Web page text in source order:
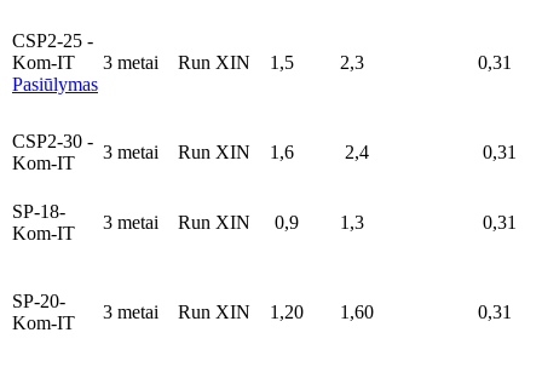
CSP2-25 -
Kom-IT
Pasiūlymas
3 metai Run XIN 1,5 2,3 0,31
CSP2-30 -
Kom-IT
3 metai Run XIN 1,6 2,4 0,31
SP-18-
Kom-IT
3 metai Run XIN 0,9 1,3 0,31
SP-20-
Kom-IT
3 metai Run XIN 1,20 1,60 0,31